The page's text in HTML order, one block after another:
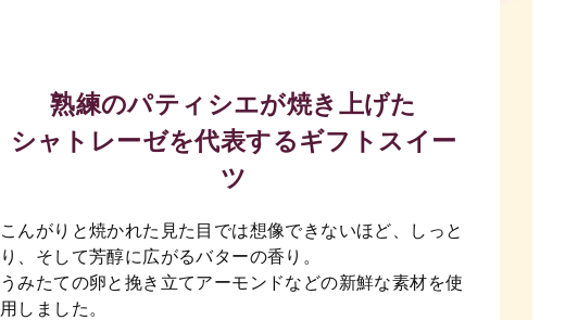
熟練のパティシエが焼き上げた
シャトレーゼを代表するギフトスイー
ツ
こんがりと焼かれた見た目では想像できないほど、しっと
り、そして芳醇に広がるバターの香り。
うみたての卵と挽き立てアーモンドなどの新鮮な素材を使
用しました。